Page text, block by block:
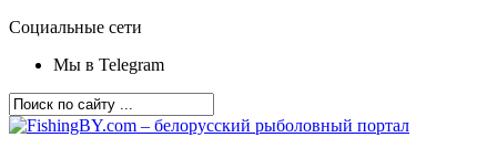
Социальные сети
Мы в Telegram